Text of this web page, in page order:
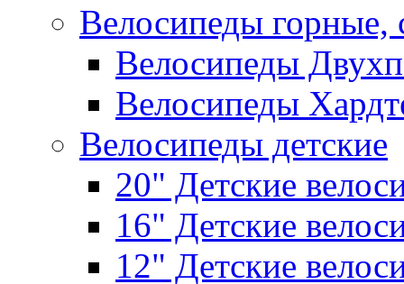
Велосипеды горные,
Велосипеды
Велосипеды
Велосипеды детские
20" Детские
16" Детские
12" Детские